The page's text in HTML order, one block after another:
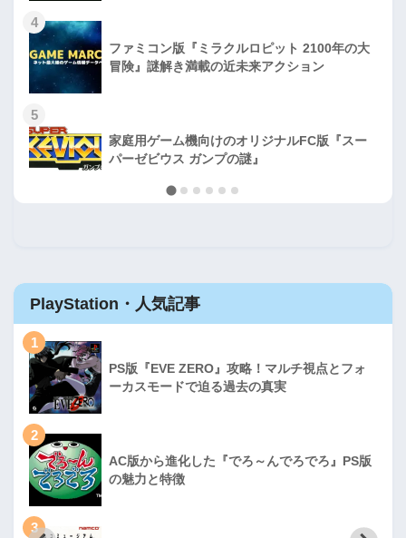
4
ファミコン版『ミラクルロピット 2100年の大
冒険』謎解き満載の近未来アクション
5
家庭用ゲーム機向けのオリジナルFC版『スー
パーゼビウス ガンプの謎』
PlayStation・人気記事
1
PS版『EVE ZERO』攻略！マルチ視点とフォ
ーカスモードで迫る過去の真実
2
AC版から進化した『でろ～んでろでろ』PS版
の魅力と特徴
3